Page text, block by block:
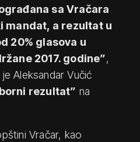
sa Vračara
mandat, a rezultat u
20% glasova u
2017. godine”,
Aleksandar Vučić
rezultat” na
Vračar, kao